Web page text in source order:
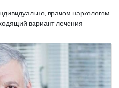
врачом наркологом.
вариант лечения